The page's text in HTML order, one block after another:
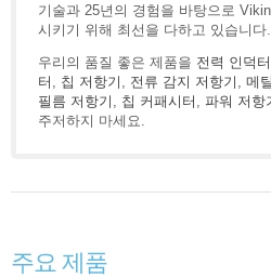
기술과 25년의 경험을 바탕으로
시키기 위해 최선을 다하고 있습니다.
우리의 품질 좋은 제품을 전력 인덕터
터
칩 저항기 전류 감지 저항기 메
필름 저항기
칩 커패시터 파워 저항
주저하지 마세요.
주요 제품